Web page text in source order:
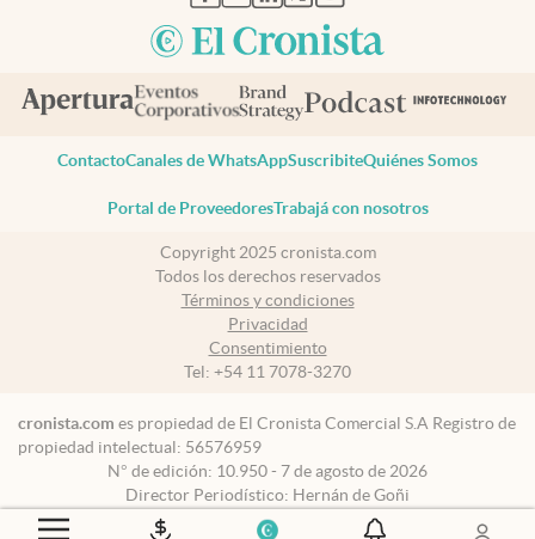
ContactoCanales de WhatsAppSuscribiteQuiénes Somos
Portal de ProveedoresTrabajá con nosotros
Copyright 2025 cronista.com
Todos los derechos reservados
Términos y condiciones
Privacidad
Consentimiento
Tel: +54 11 7078-3270
cronista.com es propiedad de El Cronista Comercial S.A Registro de
propiedad intelectual: 56576959
N° de edición: 10.950 - 7 de agosto de 2026
Director Periodístico: Hernán de Goñi